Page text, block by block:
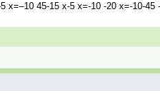
х=–10 45-15 х-5 х=-10 -20 х=-10-